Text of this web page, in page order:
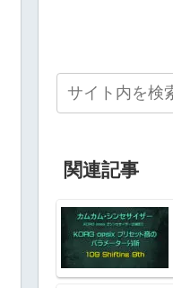
関連記事